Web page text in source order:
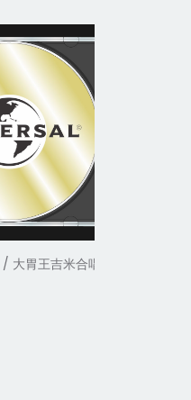
胃王吉米合唱